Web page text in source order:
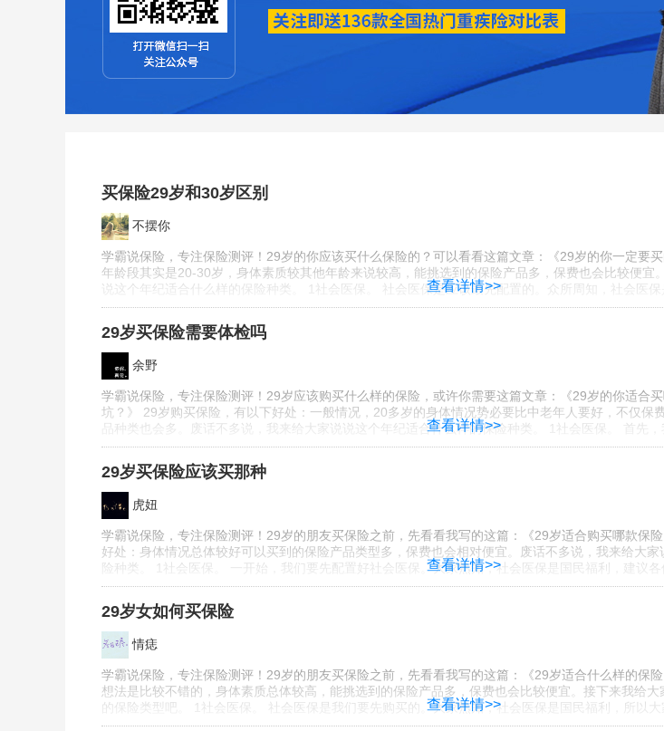
买保险29岁和30岁区别
不摆你
查看详情>>
学霸说保险，专注保险测评！29岁的你应该买什么保险的？可以看看这篇文章：《29岁的你一定要
年龄段其实是20-30岁，身体素质较其他年龄来说较高，能挑选到的保险产品多，保费也会比较便宜
说这个年纪适合什么样的保险种类。 1社会医保。 社会医保是应该最先配置的。众所周知，社会医保
29岁买保险需要体检吗
余野
查看详情>>
学霸说保险，专注保险测评！29岁应该购买什么样的保险，或许你需要这篇文章：《29岁的你适合
坑？》 29岁购买保险，有以下好处：一般情况，20多岁的身体情况势必要比中老年人要好，不仅保
品种类也会多。废话不多说，我来给大家说说这个年纪适合什么样的保险种类。 1社会医保。 首先，
29岁买保险应该买那种
虎妞
查看详情>>
学霸说保险，专注保险测评！29岁的朋友买保险之前，先看看我写的这篇：《29岁适合购买哪款保
好处：身体情况总体较好可以买到的保险产品类型多，保费也会相对便宜。废话不多说，我来给大
险种类。 1社会医保。 一开始，我们要先配置好社会医保。大家熟知，社会医保是国民福利，建议各
29岁女如何买保险
情痣
查看详情>>
学霸说保险，专注保险测评！29岁的朋友买保险之前，先看看我写的这篇：《29岁适合什么样的保
想法是比较不错的，身体素质总体较高，能挑选到的保险产品多，保费也会比较便宜。接下来我给
的保险类型吧。 1社会医保。 社会医保是我们要先购买的。大家熟知，社会医保是国民福利，所以大